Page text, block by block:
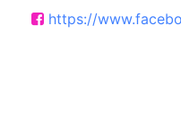
https://